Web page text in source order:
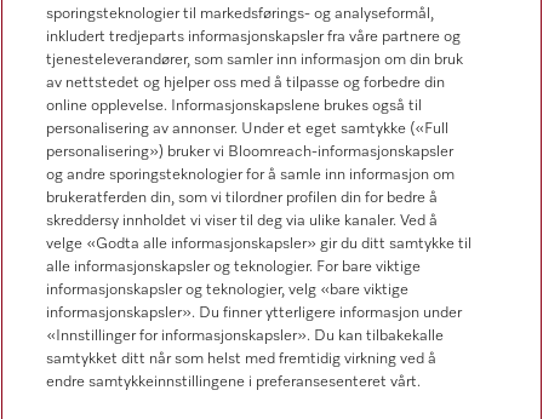
Forhandlersøk
Følg Miele Professional
sporingsteknologier til markedsførings- og analyseformål,
inkludert tredjeparts informasjonskapsler fra våre partnere og
tjenesteleverandører, som samler inn informasjon om din bruk
av nettstedet og hjelper oss med å tilpasse og forbedre din
online opplevelse. Informasjonskapslene brukes også til
personalisering av annonser. Under et eget samtykke («Full
personalisering») bruker vi Bloomreach-informasjonskapsler
og andre sporingsteknologier for å samle inn informasjon om
brukeratferden din, som vi tilordner profilen din for bedre å
skreddersy innholdet vi viser til deg via ulike kanaler. Ved å
velge «Godta alle informasjonskapsler» gir du ditt samtykke til
alle informasjonskapsler og teknologier. For bare viktige
informasjonskapsler og teknologier, velg «bare viktige
informasjonskapsler». Du finner ytterligere informasjon under
«Innstillinger for informasjonskapsler». Du kan tilbakekalle
samtykket ditt når som helst med fremtidig virkning ved å
endre samtykkeinnstillingene i preferansesenteret vårt.